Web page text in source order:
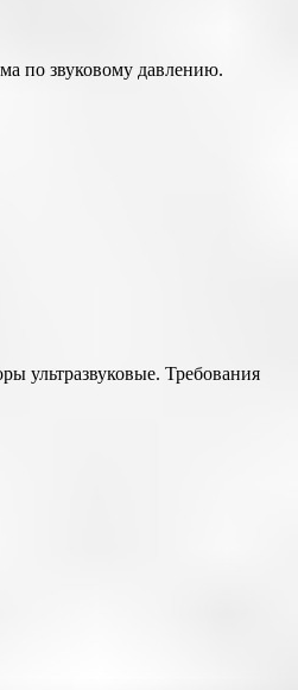
по звуковому давлению.
ультразвуковые. Требования